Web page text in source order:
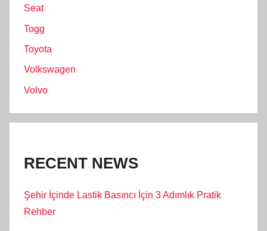
Seat
Togg
Toyota
Volkswagen
Volvo
RECENT NEWS
Şehir İçinde Lastik Basıncı İçin 3 Adımlık Pratik
Rehber